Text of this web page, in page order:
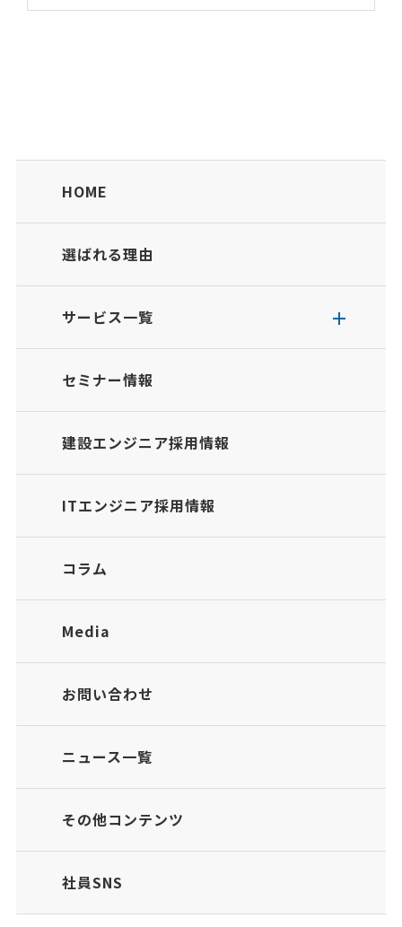
HOME
選ばれる理由
サービス一覧
セミナー情報
建設エンジニア採用情報
ITエンジニア採用情報
コラム
Media
お問い合わせ
ニュース一覧
その他コンテンツ
社員SNS